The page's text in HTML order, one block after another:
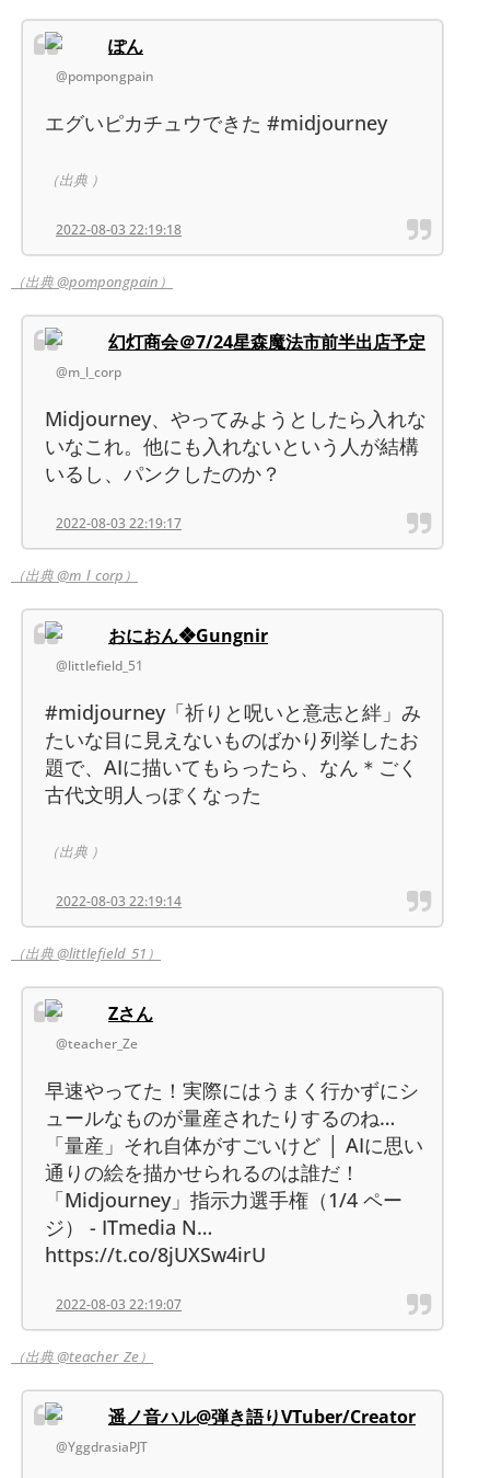
ぽん
@pompongpain
エグいピカチュウできた #midjourney
（出典 ）
2022-08-03 22:19:18
（出典 @pompongpain）
幻灯商会＠7/24星森魔法市前半出店予定
@m_l_corp
Midjourney、やってみようとしたら入れな
いなこれ。他にも入れないという人が結構
いるし、パンクしたのか？
2022-08-03 22:19:17
（出典 @m_l_corp）
おにおん❖Gungnir
@littlefield_51
#midjourney「祈りと呪いと意志と絆」み
たいな目に見えないものばかり列挙したお
題で、AIに描いてもらったら、なん＊ごく
古代文明人っぽくなった
（出典 ）
2022-08-03 22:19:14
（出典 @littlefield_51）
Zさん
@teacher_Ze
早速やってた！実際にはうまく行かずにシ
ュールなものが量産されたりするのね…
「量産」それ自体がすごいけど │ AIに思い
通りの絵を描かせられるのは誰だ！
「Midjourney」指示力選手権（1/4 ペー
ジ） - ITmedia N…
https://t.co/8jUXSw4irU
2022-08-03 22:19:07
（出典 @teacher_Ze）
遥ノ音ハル@弾き語りVTuber/Creator
@YggdrasiaPJT